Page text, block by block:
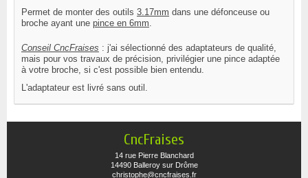
Permet de monter des outils 3.17mm dans une défonceuse ou
broche ayant une pince en 6mm.
Conseil CncFraises : j'ai sélectionné des adaptateurs de qualité,
mais pour vos travaux de précision, privilégier une pince adaptée
à votre broche, si c'est possible bien entendu.
L'adaptateur est livré sans outil.
CncFraises
14 rue Pierre Blanchard
14490 Balleroy sur Drôme
christophe@cncfraises.fr